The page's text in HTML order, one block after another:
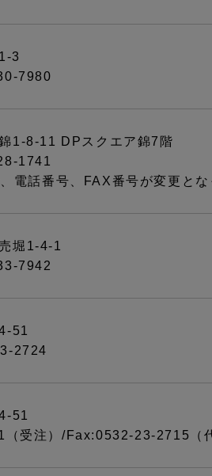
3
7980
1-8-11 DPスクエア錦7階
1741
話番号、FAX番号が変更とな
堀1-4-1
7942
51
2724
51
受注）/Fax:0532-23-2715（